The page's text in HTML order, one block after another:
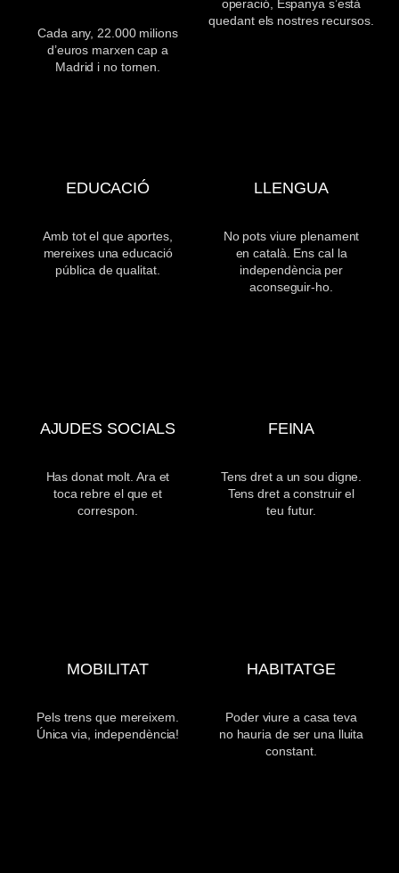
Cada any, 22.000 milions
d’euros marxen cap a
Madrid i no tornen.
operació, Espanya s’està
quedant els nostres recursos.
EDUCACIÓ
Amb tot el que aportes,
mereixes una educació
pública de qualitat.
LLENGUA
No pots viure plenament
en català. Ens cal la
independència per
aconseguir-ho.
AJUDES SOCIALS
Has donat molt. Ara et
toca rebre el que et
correspon.
FEINA
Tens dret a un sou digne.
Tens dret a construir el
teu futur.
MOBILITAT
Pels trens que mereixem.
Única via, independència!
HABITATGE
Poder viure a casa teva
no hauria de ser una lluita
constant.